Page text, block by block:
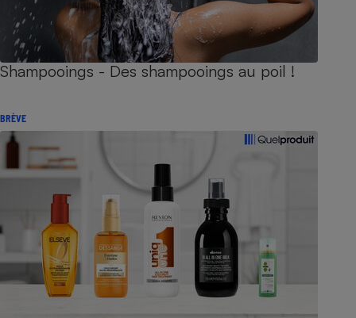
Shampooings - Des shampooings au poil !
BRÈVE